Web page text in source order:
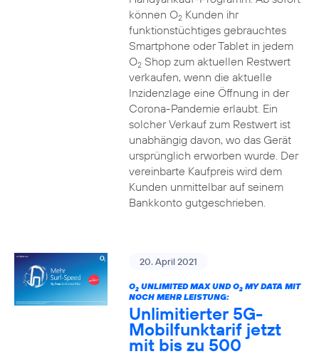
können O2Kunden ihr
funktionstüchtiges gebrauchtes
Smartphone oder Tablet in jedem
O2Shop zum aktuellen Restwert
verkaufen, wenn die aktuelle
Inzidenzlage eine Öffnung in der
Corona-Pandemie erlaubt. Ein
solcher Verkauf zum Restwert ist
unabhängig davon, wo das Gerät
ursprünglich erworben wurde. Der
vereinbarte Kaufpreis wird dem
Kunden unmittelbar auf seinem
Bankkonto gutgeschrieben.
20. April 2021
O2UNLIMITED MAX UND O2MY DATA MIT
NOCH MEHR LEISTUNG:
Unlimitierter 5G-
Mobilfunktarif jetzt
mit bis zu 500